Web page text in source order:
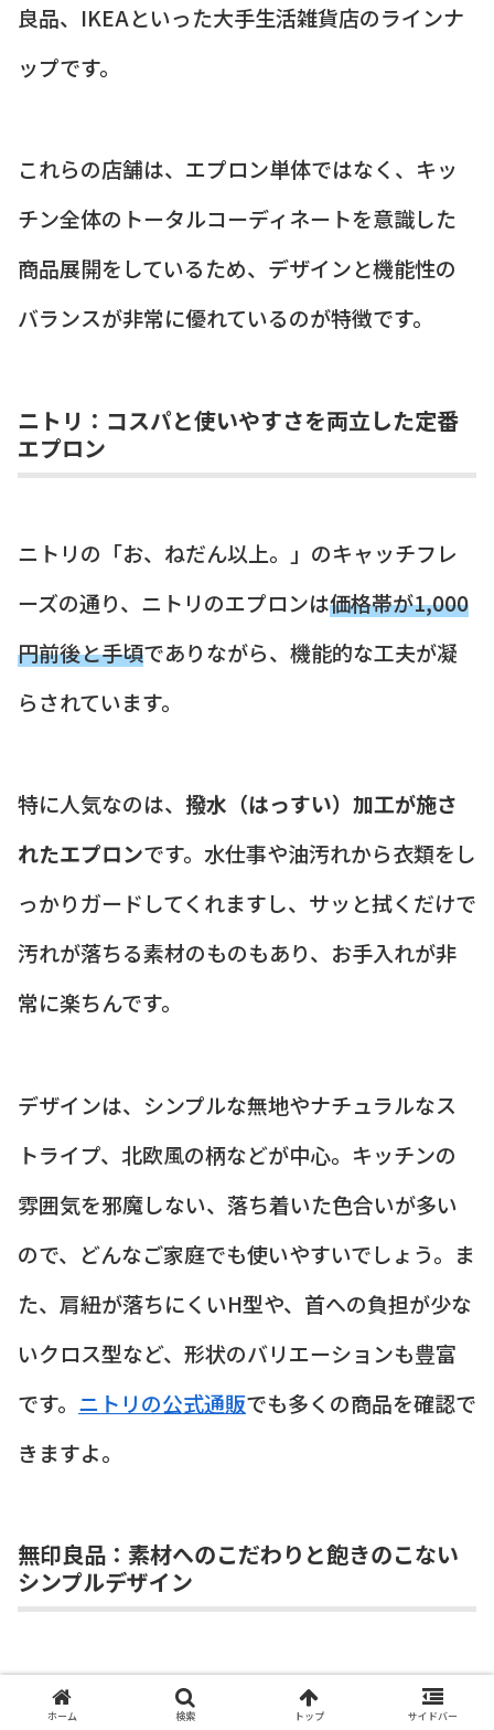
良品、IKEAといった大手生活雑貨店のラインナ
ップです。
これらの店舗は、エプロン単体ではなく、キッ
チン全体のトータルコーディネートを意識した
商品展開をしているため、デザインと機能性の
バランスが非常に優れているのが特徴です。
ニトリ：コスパと使いやすさを両立した定番
エプロン
ニトリの「お、ねだん以上。」のキャッチフレ
ーズの通り、ニトリのエプロンは価格帯が1,000
円前後と手頃でありながら、機能的な工夫が凝
らされています。
特に人気なのは、 撥水（はっすい）加工が施さ
れたエプロンです。水仕事や油汚れから衣類をし
っかりガードしてくれますし、サッと拭くだけで
汚れが落ちる素材のものもあり、お手入れが非
常に楽ちんです。
デザインは、シンプルな無地やナチュラルなス
トライプ、北欧風の柄などが中心。キッチンの
雰囲気を邪魔しない、落ち着いた色合いが多い
ので、どんなご家庭でも使いやすいでしょう。ま
た、肩紐が落ちにくいH型や、首への負担が少な
いクロス型など、形状のバリエーションも豊富
です。 ニトリの公式通販でも多くの商品を確認で
きますよ。
無印良品：素材へのこだわりと飽きのこない
シンプルデザイン
素材重視の方に強くおすすめしたいのが無印良
ホーム 検索 トップ サイドバー